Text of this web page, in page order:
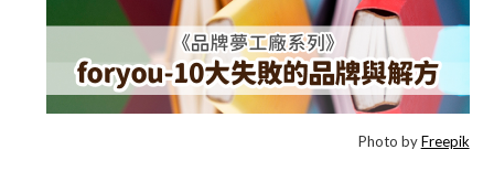
Photo byFreepik